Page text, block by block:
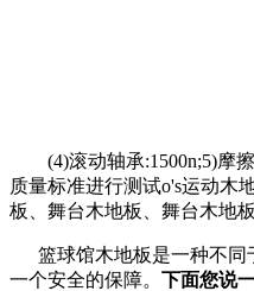
(4)滚动轴承:1500n;5)摩擦
质量标准进行测试o's运动木
板、舞台木地板、舞台木地
篮球馆木地板是一种不同
一个安全的保障。 下面您说